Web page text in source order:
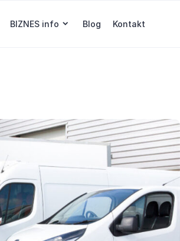
BIZNES info Blog Kontakt